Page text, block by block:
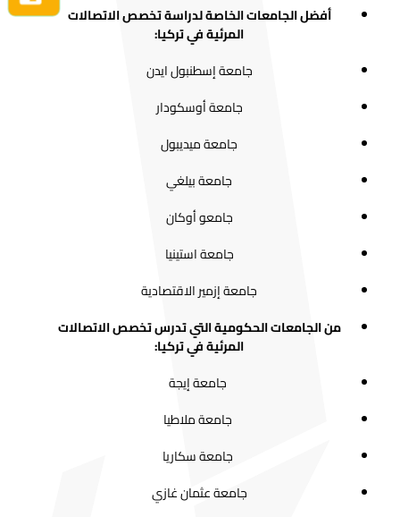
أفضل الجامعات الخاصة لدراسة تخصص الاتصالات
المرئية في تركيا:
جامعة إسطنبول ايدن
جامعة أوسكودار
جامعة ميديبول
جامعة بيلغي
جامعو أوكان
جامعة استينيا
جامعة إزمير الاقتصادية
من الجامعات الحكومية التي تدرس تخصص الاتصالات
المرئية في تركيا:
جامعة إيجة
جامعة ملاطيا
جامعة سكاريا
جامعة عثمان غازي